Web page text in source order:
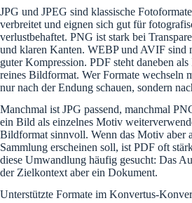
JPG und JPEG sind klassische
verbreitet und eignen sich gut für
verlustbehaftet. PNG ist stark bei
und klaren Kanten. WEBP und AVIF sind
guter Kompression. PDF steht daneben
reines Bildformat. Wer Formate wechseln
nur nach der Endung schauen, sondern
Manchmal ist JPG passend, manchmal
ein Bild als einzelnes Motiv
Bildformat sinnvoll. Wenn das Motiv aber
Sammlung erscheinen soll, ist PDF oft
diese Umwandlung häufig gesucht: Das
der Zielkontext aber ein Dokument.
Unterstützte Formate im Konvertus-